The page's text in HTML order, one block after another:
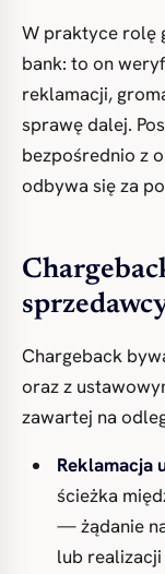
W praktyce rolę
bank: to on
reklamacji,
sprawę dalej.
bezpośrednio z
odbywa się za
Chargeback
oraz z
zawartej na
Reklamacja
ścieżka
— żądanie
lub